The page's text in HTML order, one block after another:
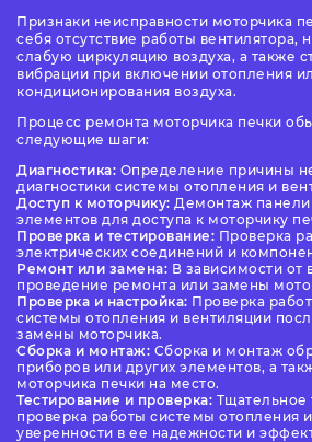
Признаки неисправности моторчика
себя отсутствие работы
слабую циркуляцию воздуха, а также
вибрации при включении отопления
кондиционирования воздуха.
Процесс ремонта моторчика печки
следующие шаги:
Диагностика: Определение причины
диагностики системы отопления и
Доступ к моторчику: Демонтаж панели
элементов для доступа к моторчику
Проверка и тестирование: Проверка
электрических соединений и
Ремонт или замена: В зависимости
проведение ремонта или замены
Проверка и настройка: Проверка
системы отопления и вентиляции
замены моторчика.
Сборка и монтаж: Сборка и монтаж
приборов или других элементов, а
моторчика печки на место.
Тестирование и проверка: Тщательное
проверка работы системы отопления
уверенности в ее надежности и